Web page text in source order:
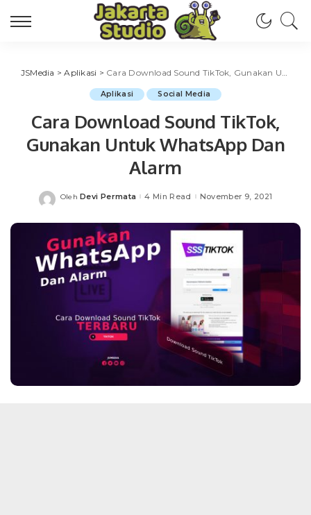
JSMedia >Aplikasi > Cara Download Sound TikTok, Gunakan Untuk WhatsApp Dan Alarm
Aplikasi Social Media
Cara Download Sound TikTok,
Gunakan Untuk WhatsApp Dan
Alarm
Posted
Oleh Devi Permata 4 Min Read November 9, 2021